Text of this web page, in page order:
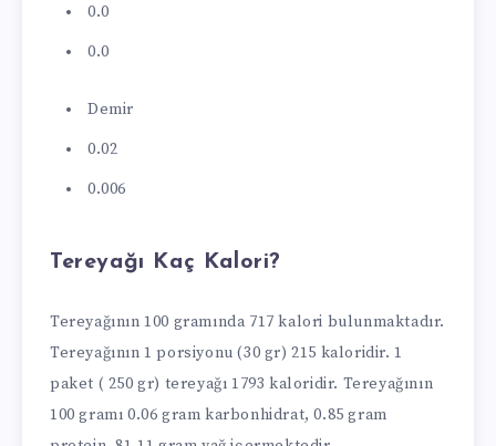
0.0
0.0
Demir
0.02
0.006
Tereyağı Kaç Kalori?
Tereyağının 100 gramında 717 kalori bulunmaktadır.
Tereyağının 1 porsiyonu (30 gr) 215 kaloridir. 1
paket ( 250 gr) tereyağı 1793 kaloridir. Tereyağının
100 gramı 0.06 gram karbonhidrat, 0.85 gram